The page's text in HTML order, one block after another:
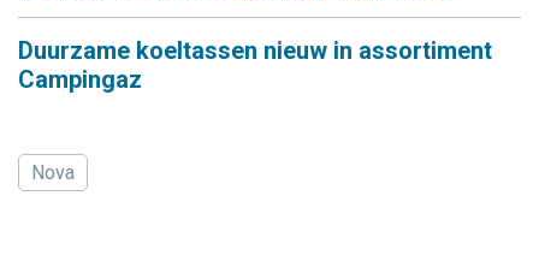
Duurzame koeltassen nieuw in assortiment
Campingaz
Nova